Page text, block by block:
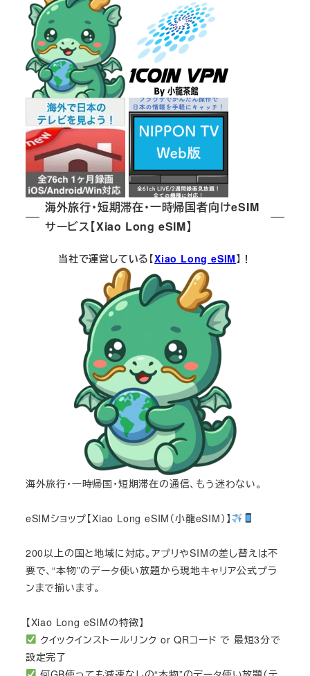
海外旅行・短期滞在・一時帰国者向けeSIM
サービス【Xiao Long eSIM】
当社で運営している【Xiao Long eSIM】！
海外旅行・一時帰国・短期滞在の通信、もう迷わない。
eSIMショップ【Xiao Long eSIM（小龍eSIM）】
200以上の国と地域に対応。アプリやSIMの差し替えは不
要で、“本物”のデータ使い放題から現地キャリア公式プラ
ンまで揃います。
【Xiao Long eSIMの特徴】
クイックインストールリンク or QRコード で 最短3分で
設定完了